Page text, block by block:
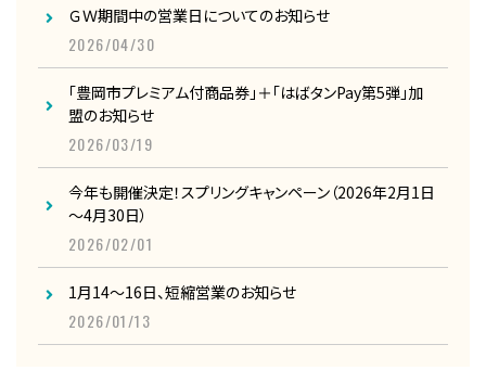
ＧＷ期間中の営業日についてのお知らせ
2026/04/30
「豊岡市プレミアム付商品券」＋「はばタンPay第5弾」加
盟のお知らせ
2026/03/19
今年も開催決定！スプリングキャンペーン（2026年2月1日
～4月30日）
2026/02/01
1月14～16日、短縮営業のお知らせ
2026/01/13